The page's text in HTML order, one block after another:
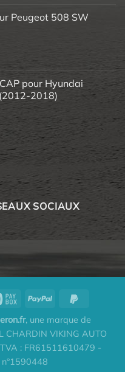
Peugeot 508 SW
pour Hyundai
2018)
SOCIAUX
, une marque de
CHARDIN VIKING AUTO
: FR61511610479 -